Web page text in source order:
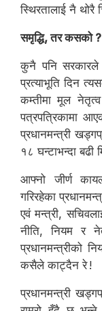
स्थिरतालाई नै थोरै
समृद्धि, तर कसको ?
कुनै पनि सरकारले
प्रत्याभूति दिन
कम्तीमा मूल नेतृत्व
पत्रपत्रिकामा
प्रधानमन्त्री
१८ घन्टाभन्दा बढी
आफ्नो जीर्ण
गरिरहेका
एवं मन्त्री,
नीति, नियम र
प्रधानमन्त्रीको
कसैले काट्दैन रे !
प्रधानमन्त्री